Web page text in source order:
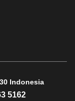
Indonesia
5162